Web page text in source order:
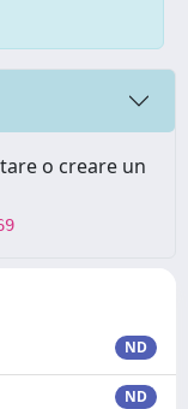
o creare un
ND
ND